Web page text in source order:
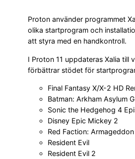
Proton använder programmet
olika startprogram och
att styra med en handkontroll.
I Proton 11 uppdateras Xalia till
förbättrar stödet för
Final Fantasy X/X-2 HD
Batman: Arkham Asylum
Sonic the Hedgehog 4
Disney Epic Mickey 2
Red Faction: Armageddon
Resident Evil
Resident Evil 2